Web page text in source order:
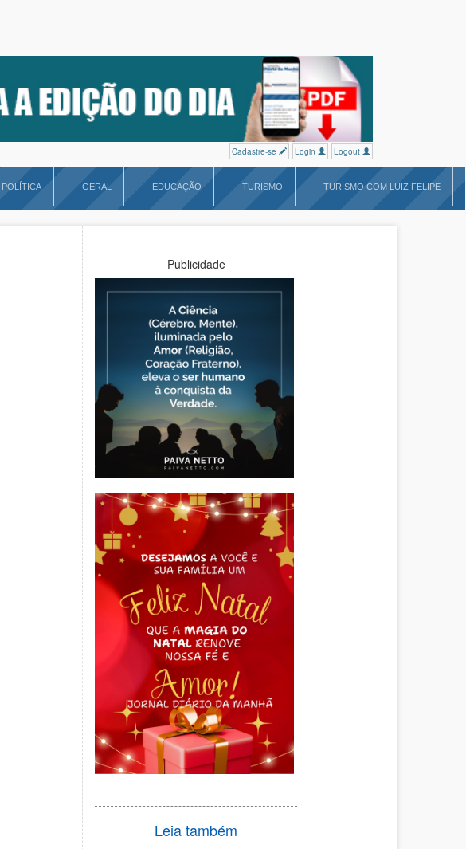
Cadastre-se Login Logout
POLÍTICA GERAL EDUCAÇÃO TURISMO TURISMO COM LUIZ FELIPE
Publicidade
Leia também